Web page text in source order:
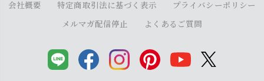
会社概要 特定商取引法に基づく表示
プライバシーポリシー
メルマガ配信停止
よくあるご質問